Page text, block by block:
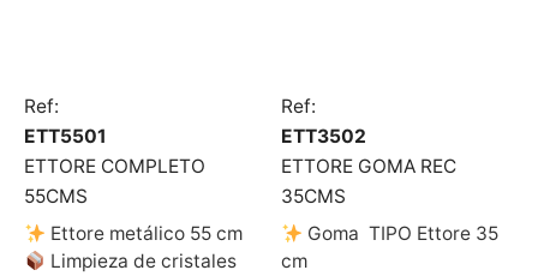
Ref:
ETT5501
ETTORE COMPLETO
55CMS
Ettore metálico 55 cm
Limpieza de cristales
Ref:
ETT3502
ETTORE GOMA REC
35CMS
Goma TIPO Ettore 35
cm